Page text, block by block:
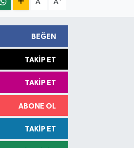
A A
BEĞEN
TAKIP ET
TAKIP ET
ABONE OL
TAKIP ET